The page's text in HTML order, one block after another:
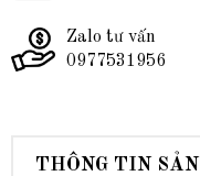
Zalo tư vấn
0977531956
THÔNG TIN